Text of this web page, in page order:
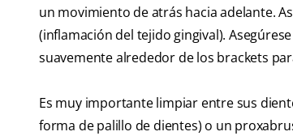
un movimiento de atrás hacia adelante.
(inflamación del tejido gingival).
suavemente alrededor de los brackets
Es muy importante limpiar entre sus
forma de palillo de dientes) o un